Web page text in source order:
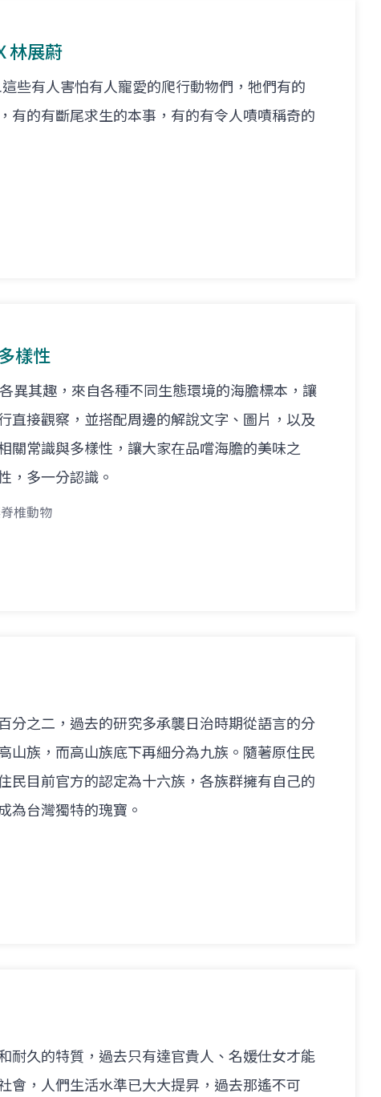
林展蔚
些有人害怕有人寵愛的爬行動物們，牠們有的
有的有斷尾求生的本事，有的有令人嘖嘖稱奇的
樣性
異其趣，來自各種不同生態環境的海膽標本，讓
直接觀察，並搭配周邊的解說文字、圖片，以及
關常識與多樣性，讓大家在品嚐海膽的美味之
，多一分認識。
椎動物
分之二，過去的研究多承襲日治時期從語言的分
山族，而高山族底下再細分為九族。隨著原住民
民目前官方的認定為十六族，各族群擁有自己的
為台灣獨特的瑰寶。
耐久的特質，過去只有達官貴人、名媛仕女才能
會，人們生活水準已大大提昇，過去那遙不可